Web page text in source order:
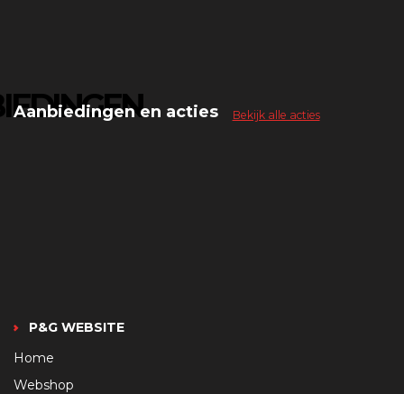
Aanbiedingen en acties Bekijk alle acties
P&G WEBSITE
Home
Webshop